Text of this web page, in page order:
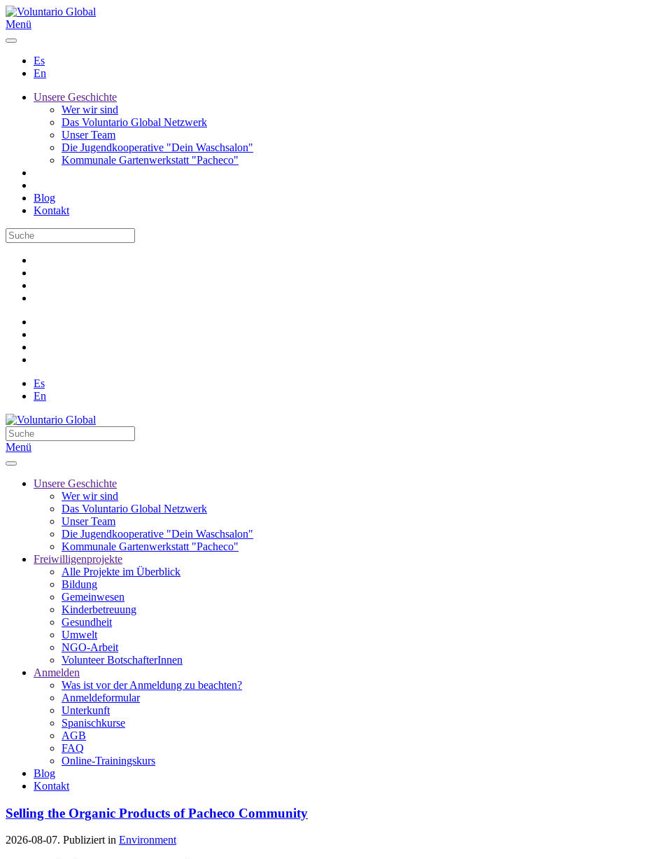
Menü
Es
En
Unsere Geschichte
Wer wir sind
Das Voluntario Global Netzwerk
Unser Team
Die Jugendkooperative "Dein Waschsalon"
Kommunale Gartenwerkstatt "Pacheco"
Blog
Kontakt
Es
En
Menü
Unsere Geschichte
Wer wir sind
Das Voluntario Global Netzwerk
Unser Team
Die Jugendkooperative "Dein Waschsalon"
Kommunale Gartenwerkstatt "Pacheco"
Freiwilligenprojekte
Alle Projekte im Überblick
Bildung
Gemeinwesen
Kinderbetreuung
Gesundheit
Umwelt
NGO-Arbeit
Volunteer BotschafterInnen
Anmelden
Was ist vor der Anmeldung zu beachten?
Anmeldeformular
Unterkunft
Spanischkurse
AGB
FAQ
Online-Trainingskurs
Blog
Kontakt
Selling the Organic Products of Pacheco Community
2026-08-07. Publiziert in Environment